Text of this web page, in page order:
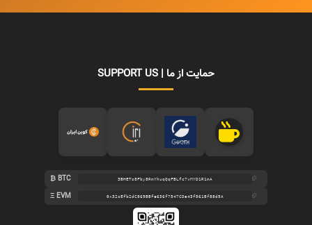
SUPPORT US | حمایت از ما
₿ BTC 3BHETs8Fby8RmYhuqQqFBLfc7vMYD1R1mA
Ξ EVM 0x32cEfb2dC869BBfe636f7547CDa43f561Bf88d5A